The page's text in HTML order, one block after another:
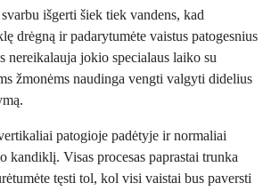
išgerti šiek tiek vandens, kad
drėgną ir padarytumėte vaistus patogesnius
nereikalauja jokio specialaus laiko su
žmonėms naudinga vengti valgyti didelius
patogioje padėtyje ir normaliai
kandiklį. Visas procesas paprastai trunka
tęsti tol, kol visi vaistai bus paversti